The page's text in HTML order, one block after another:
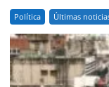
Política Últimas